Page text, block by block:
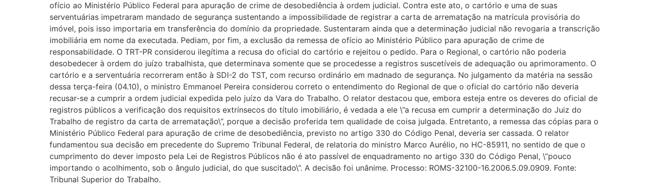
ofício ao Ministério Público Federal para apuração de crime de desobediência à ordem judicial. Contra este ato, o cartório e uma de suas
serventuárias impetraram mandado de segurança sustentando a impossibilidade de registrar a carta de arrematação na matrícula provisória do
imóvel, pois isso importaria em transferência do domínio da propriedade. Sustentaram ainda que a determinação judicial não revogaria a transcrição
imobiliária em nome da executada. Pediam, por fim, a exclusão da remessa de ofício ao Ministério Público para apuração de crime de
responsabilidade. O TRT-PR considerou ilegítima a recusa do oficial do cartório e rejeitou o pedido. Para o Regional, o cartório não poderia
desobedecer à ordem do juízo trabalhista, que determinava somente que se procedesse a registros suscetíveis de adequação ou aprimoramento. O
cartório e a serventuária recorreram então à SDI-2 do TST, com recurso ordinário em madnado de segurança. No julgamento da matéria na sessão
dessa terça-feira (04.10), o ministro Emmanoel Pereira considerou correto o entendimento do Regional de que o oficial do cartório não deveria
recusar-se a cumprir a ordem judicial expedida pelo juízo da Vara do Trabalho. O relator destacou que, embora esteja entre os deveres do oficial de
registros públicos a verificação dos requisitos extrínsecos do título imobiliário, é vedada a ele \”a recusa em cumprir a determinação do Juiz do
Trabalho de registro da carta de arrematação\”, porque a decisão proferida tem qualidade de coisa julgada. Entretanto, a remessa das cópias para o
Ministério Público Federal para apuração de crime de desobediência, previsto no artigo 330 do Código Penal, deveria ser cassada. O relator
fundamentou sua decisão em precedente do Supremo Tribunal Federal, de relatoria do ministro Marco Aurélio, no HC-85911, no sentido de que o
cumprimento do dever imposto pela Lei de Registros Públicos não é ato passível de enquadramento no artigo 330 do Código Penal, \”pouco
importando o acolhimento, sob o ângulo judicial, do que suscitado\”. A decisão foi unânime. Processo: ROMS-32100-16.2006.5.09.0909. Fonte:
Tribunal Superior do Trabalho.